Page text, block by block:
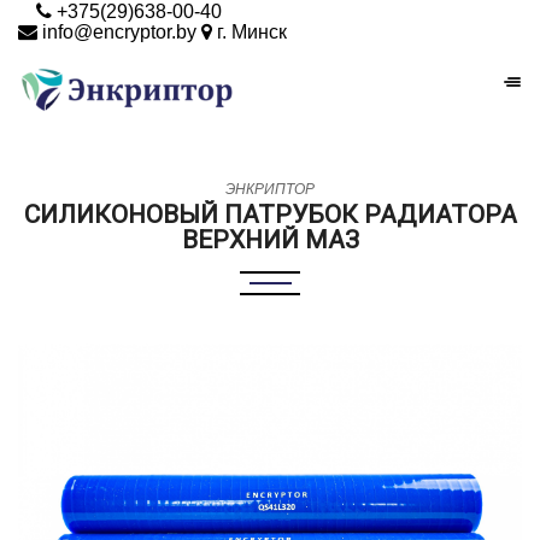
+375(29)638-00-40
info@encryptor.by
г. Минск
ЭНКРИПТОР
СИЛИКОНОВЫЙ ПАТРУБОК РАДИАТОРА
ВЕРХНИЙ МАЗ